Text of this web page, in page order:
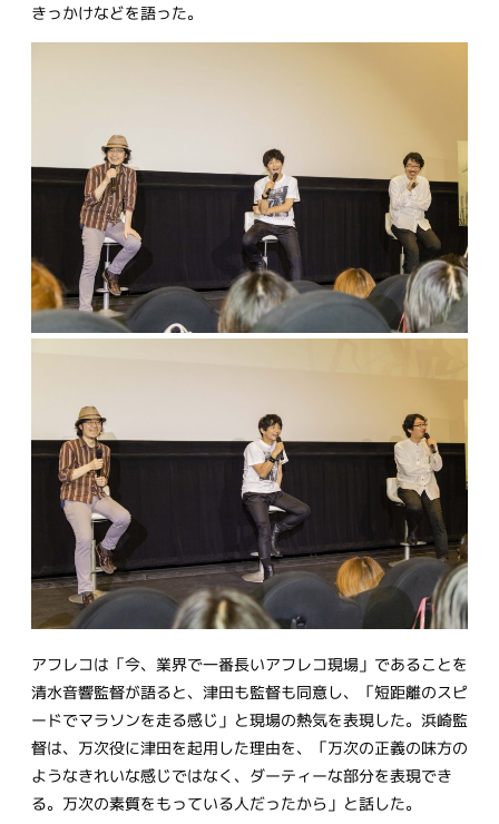
きっかけなどを語った。
アフレコは「今、業界で一番長いアフレコ現場」であることを
清水音響監督が語ると、津田も監督も同意し、「短距離のスピ
ードでマラソンを走る感じ」と現場の熱気を表現した。浜崎監
督は、万次役に津田を起用した理由を、「万次の正義の味方の
ようなきれいな感じではなく、ダーティーな部分を表現でき
る。万次の素質をもっている人だったから」と話した。